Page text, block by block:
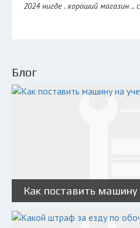
2024 нигде . хороший магазин ..
Блог
Как поставить